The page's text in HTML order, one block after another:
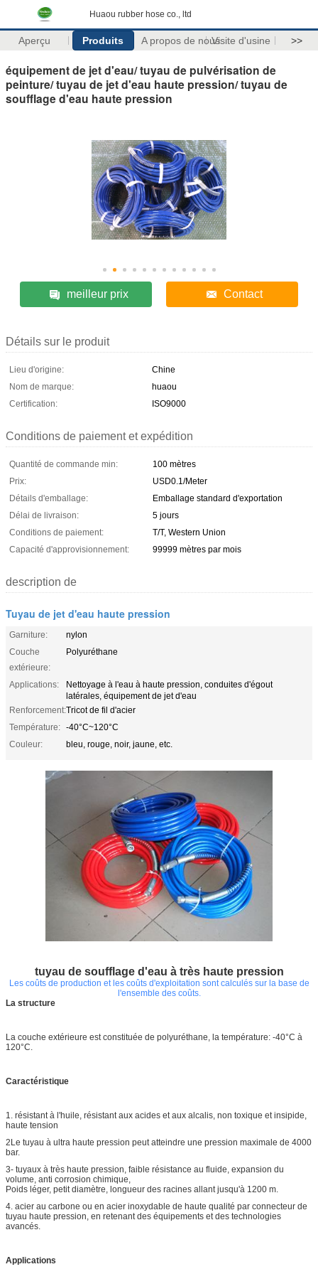
Huaou rubber hose co., ltd
Aperçu Produits A propos de nousVisite d'usine >>
équipement de jet d'eau/ tuyau de pulvérisation de
peinture/ tuyau de jet d'eau haute pression/ tuyau de
soufflage d'eau haute pression
meilleur prix Contact
Détails sur le produit
Lieu d'origine:
Chine
Nom de marque:
huaou
Certification:
ISO9000
Conditions de paiement et expédition
Quantité de commande min:
100 mètres
Prix:
USD0.1/Meter
Détails d'emballage:
Emballage standard d'exportation
Délai de livraison:
5 jours
Conditions de paiement:
T/T, Western Union
Capacité d'approvisionnement:
99999 mètres par mois
description de
Tuyau de jet d'eau haute pression
Garniture:
nylon
Couche
extérieure:
Polyuréthane
Applications:
Nettoyage à l'eau à haute pression, conduites d'égout
latérales, équipement de jet d'eau
Renforcement:Tricot de fil d'acier
Température: -40°C~120°C
Couleur:
bleu, rouge, noir, jaune, etc.
tuyau de soufflage d'eau à très haute pression
Les coûts de production et les coûts d'exploitation sont calculés sur la base de
l'ensemble des coûts.
La structure
La couche extérieure est constituée de polyuréthane, la température: -40°C à
120°C.
Caractéristique
1. résistant à l'huile, résistant aux acides et aux alcalis, non toxique et insipide,
haute tension
2Le tuyau à ultra haute pression peut atteindre une pression maximale de 4000
bar.
3- tuyaux à très haute pression, faible résistance au fluide, expansion du
volume, anti corrosion chimique,
Poids léger, petit diamètre, longueur des racines allant jusqu'à 1200 m.
4. acier au carbone ou en acier inoxydable de haute qualité par connecteur de
tuyau haute pression, en retenant des équipements et des technologies
avancés.
Applications